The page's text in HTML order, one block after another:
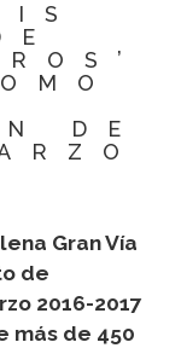
DE
Gran Vía
de
2016-2017
más de 450